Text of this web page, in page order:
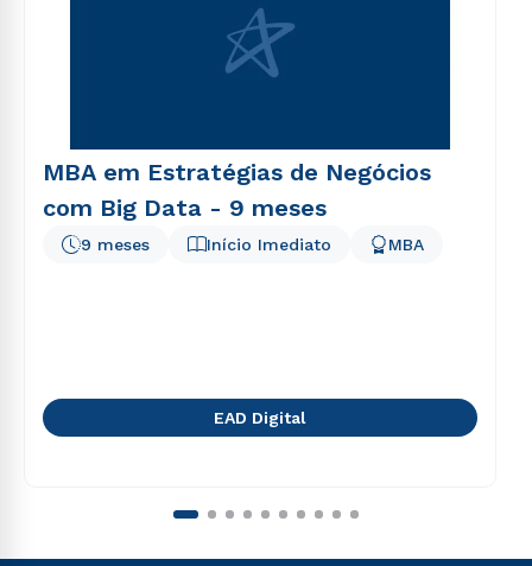
MBA em Estratégias de Negócios
com Big Data - 9 meses
Início Imediato
9 meses MBA
EAD Digital